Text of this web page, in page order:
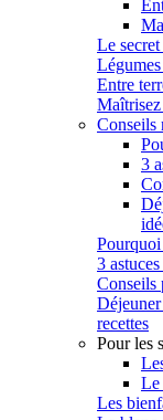
Le
Entre
Maîtrisez
Conseils
3
Pourquoi
3
Conseils
Déjeuner
recettes
Pour les
Le
Les